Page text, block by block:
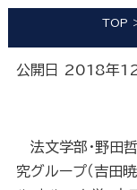
TOP
公開日 2018年
法文学部・野田
究グループ（吉田